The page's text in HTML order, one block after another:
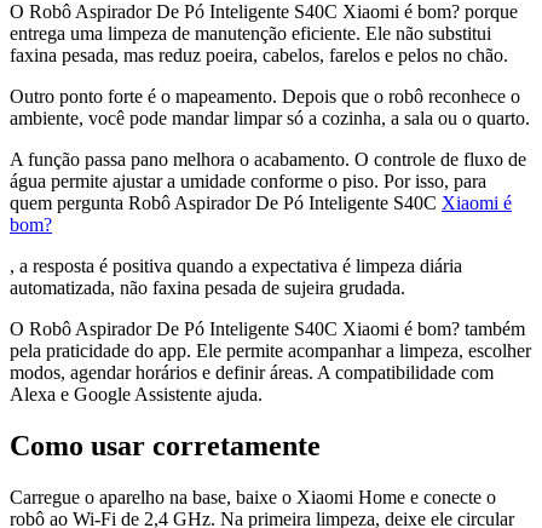
O Robô Aspirador De Pó Inteligente S40C Xiaomi é bom? porque
entrega uma limpeza de manutenção eficiente. Ele não substitui
faxina pesada, mas reduz poeira, cabelos, farelos e pelos no chão.
Outro ponto forte é o mapeamento. Depois que o robô reconhece o
ambiente, você pode mandar limpar só a cozinha, a sala ou o quarto.
A função passa pano melhora o acabamento. O controle de fluxo de
água permite ajustar a umidade conforme o piso. Por isso, para
quem pergunta Robô Aspirador De Pó Inteligente S40C Xiaomi é
bom?
, a resposta é positiva quando a expectativa é limpeza diária
automatizada, não faxina pesada de sujeira grudada.
O Robô Aspirador De Pó Inteligente S40C Xiaomi é bom? também
pela praticidade do app. Ele permite acompanhar a limpeza, escolher
modos, agendar horários e definir áreas. A compatibilidade com
Alexa e Google Assistente ajuda.
Como usar corretamente
Carregue o aparelho na base, baixe o Xiaomi Home e conecte o
robô ao Wi-Fi de 2,4 GHz. Na primeira limpeza, deixe ele circular